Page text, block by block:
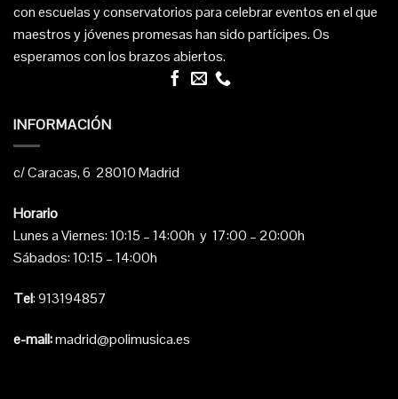
con escuelas y conservatorios para celebrar eventos en el que
maestros y jóvenes promesas han sido partícipes. Os
esperamos con los brazos abiertos.
INFORMACIÓN
c/ Caracas, 6 28010 Madrid
Horario
Lunes a Viernes: 10:15 – 14:00h y 17:00 – 20:00h
Sábados: 10:15 – 14:00h
Tel: 913194857
e-mail:madrid@polimusica.es